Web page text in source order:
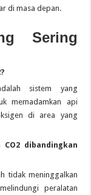
di masa depan.
Sering
sistem yang
memadamkan api
di area yang
dibandingkan
tidak meninggalkan
peralatan